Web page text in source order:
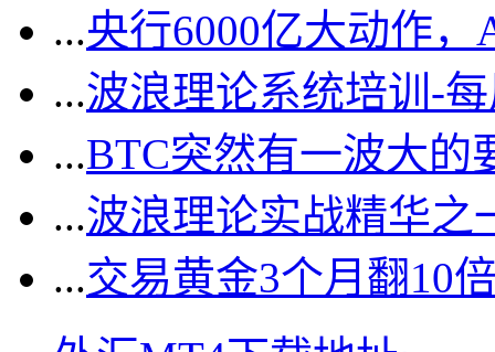
...央行6000亿大动作
...波浪理论系统培训-
...BTC突然有一波大的
...波浪理论实战精华
...交易黄金3个月翻10